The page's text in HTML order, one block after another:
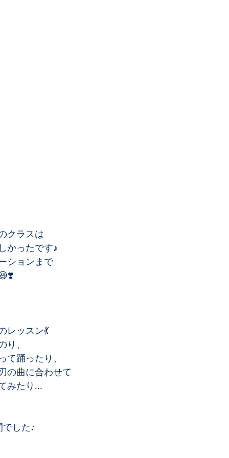
クラスは﻿
かったです♪﻿
ションまで﻿
レッスン💃﻿
、﻿
て踊ったり、﻿
の曲に合わせて﻿
みたり...﻿
した♪﻿